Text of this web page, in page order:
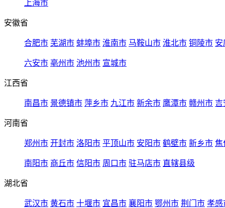
上海市
安徽省
合肥市 芜湖市 蚌埠市 淮南市 马鞍山市 淮北市 铜陵市 安
六安市 亳州市 池州市 宣城市
江西省
南昌市 景德镇市 萍乡市 九江市 新余市 鹰潭市 赣州市 吉
河南省
郑州市 开封市 洛阳市 平顶山市 安阳市 鹤壁市 新乡市 焦
南阳市 商丘市 信阳市 周口市 驻马店市 直辖县级
湖北省
武汉市 黄石市 十堰市 宜昌市 襄阳市 鄂州市 荆门市 孝感